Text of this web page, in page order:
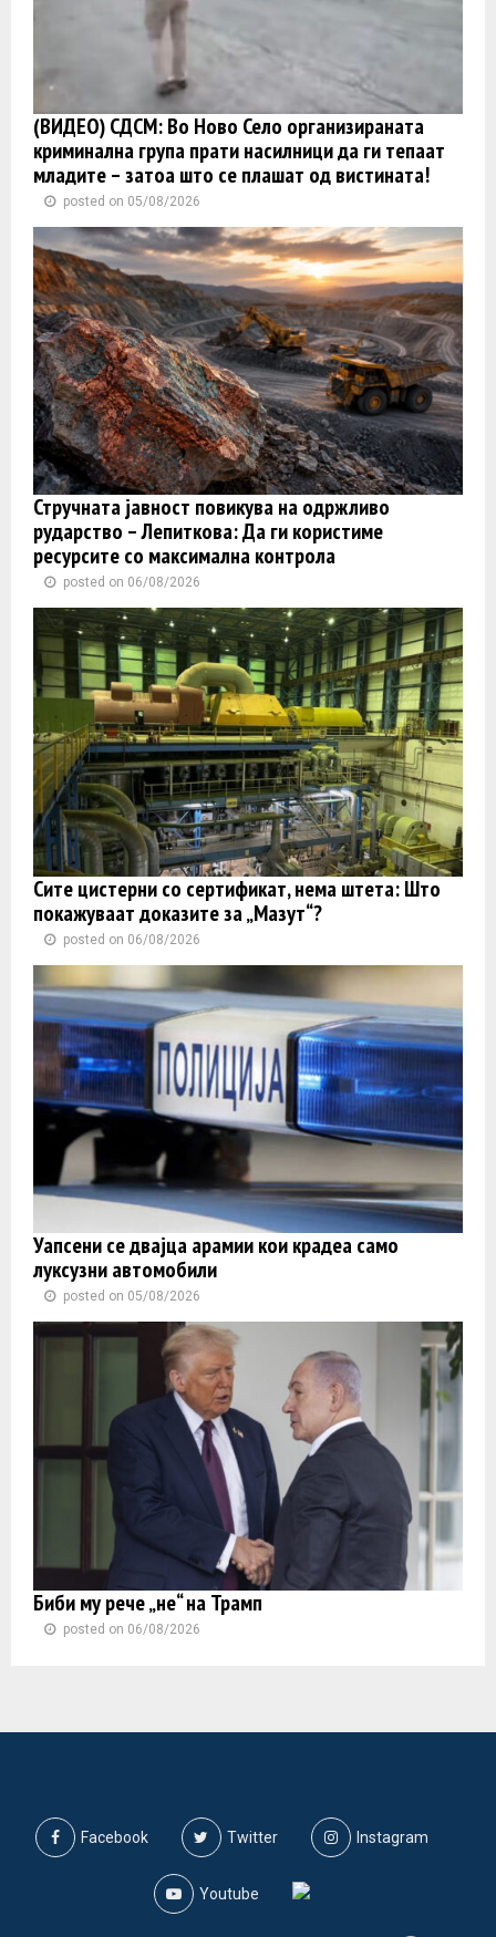
(ВИДЕО) СДСМ: Во Ново Село организираната
криминална група прати насилници да ги тепаат
младите – затоа што се плашат од вистината!
posted on 05/08/2026
Стручната јавност повикува на одржливо
рударство – Лепиткова: Да ги користиме
ресурсите со максимална контрола
posted on 06/08/2026
Сите цистерни со сертификат, нема штета: Што
покажуваат доказите за „Мазут“?
posted on 06/08/2026
Уапсени се двајца арамии кои крадеа само
луксузни автомобили
posted on 05/08/2026
Биби му рече „не“ на Трамп
posted on 06/08/2026
Facebook Twitter Instagram
Youtube